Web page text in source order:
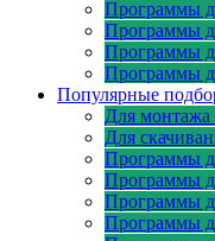
Программы
Программы
Программы
Программы
Популярные
Для монтажа
Для
Программы
Программы
Программы
Программы